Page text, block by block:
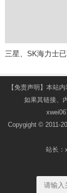
三星、SK海力士
【免责声明】本站
如果其链接、
Copygight © 2011-
站长：